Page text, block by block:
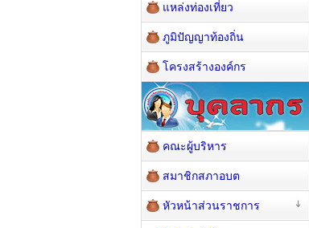
แหล่งท่องเที่ยว
ภูมิปัญญาท้องถิ่น
โครงสร้างองค์กร
คณะผู้บริหาร
สมาชิกสภาอบต
หัวหน้าส่วนราชการ